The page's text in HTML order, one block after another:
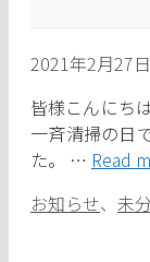
2021年2月27日
皆様こんにち
一斉清掃の日
た。 … Read
カ
お知らせ、 未